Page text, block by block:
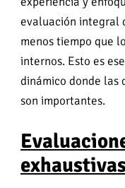
evaluación integral
menos tiempo que
internos. Esto es
dinámico donde las
son importantes.